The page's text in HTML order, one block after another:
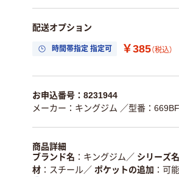
配送オプション
時間帯指定 指定可 ￥385（税込）
お申込番号：8231944
メーカー：キングジム ／型番：
商品詳細
ブランド名
キングジム ／ シリーズ名
材
スチール／ ポケットの追加 可能